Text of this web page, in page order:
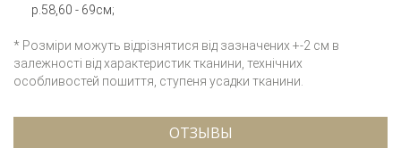
р.58,60 - 69см;
* Розміри можуть відрізнятися від зазначених +-2 см в
залежності від характеристик тканини, технічних
особливостей пошиття, ступеня усадки тканини.
ОТЗЫВЫ